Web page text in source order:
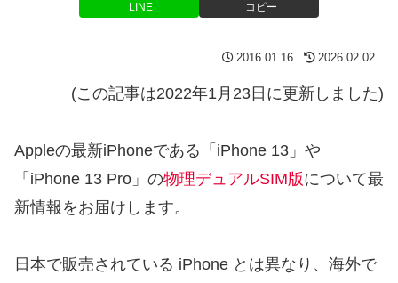
LINE コピー
2016.01.16 2026.02.02
(この記事は2022年1月23日に更新しました)
Appleの最新iPhoneである「iPhone 13」や
「iPhone 13 Pro」の物理デュアルSIM版について最
新情報をお届けします。
日本で販売されている iPhone とは異なり、海外で